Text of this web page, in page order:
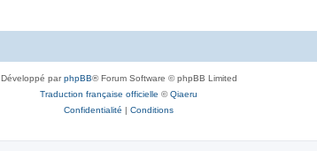
Développé parphpBB® Forum Software © phpBB Limited
Traduction française officielle ©Qiaeru
Confidentialité | Conditions